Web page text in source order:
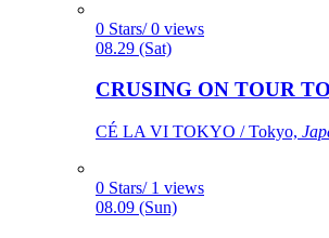
0 Stars/ 0 views
08.29 (Sat)
CRUSING ON TOUR
CÉ LA VI TOKYO / Tokyo,
0 Stars/ 1 views
08.09 (Sun)